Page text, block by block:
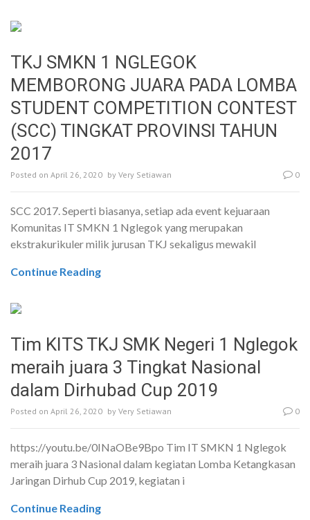
TKJ SMKN 1 NGLEGOK
MEMBORONG JUARA PADA LOMBA
STUDENT COMPETITION CONTEST
(SCC) TINGKAT PROVINSI TAHUN
2017
Posted on April 26, 2020 by Very Setiawan 0
SCC 2017. Seperti biasanya, setiap ada event kejuaraan
Komunitas IT SMKN 1 Nglegok yang merupakan
ekstrakurikuler milik jurusan TKJ sekaligus mewakil
Continue Reading
Tim KITS TKJ SMK Negeri 1 Nglegok
meraih juara 3 Tingkat Nasional
dalam Dirhubad Cup 2019
Posted on April 26, 2020 by Very Setiawan 0
https://youtu.be/0INaOBe9Bpo Tim IT SMKN 1 Nglegok
meraih juara 3 Nasional dalam kegiatan Lomba Ketangkasan
Jaringan Dirhub Cup 2019, kegiatan i
Continue Reading